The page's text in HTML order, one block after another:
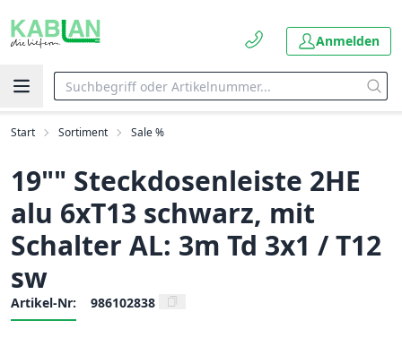
Anmelden
Start Sortiment Sale %
19"" Steckdosenleiste 2HE
alu 6xT13 schwarz, mit
Schalter AL: 3m Td 3x1 / T12
sw
Artikel-Nr: 986102838